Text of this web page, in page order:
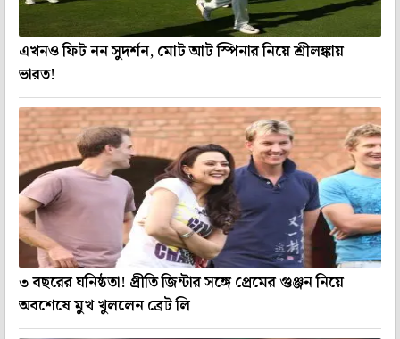
এখনও ফিট নন সুদর্শন, মোট আট স্পিনার নিয়ে শ্রীলঙ্কায়
ভারত!
৩ বছরের ঘনিষ্ঠতা! প্রীতি জিন্টার সঙ্গে প্রেমের গুঞ্জন নিয়ে
অবশেষে মুখ খুললেন ব্রেট লি